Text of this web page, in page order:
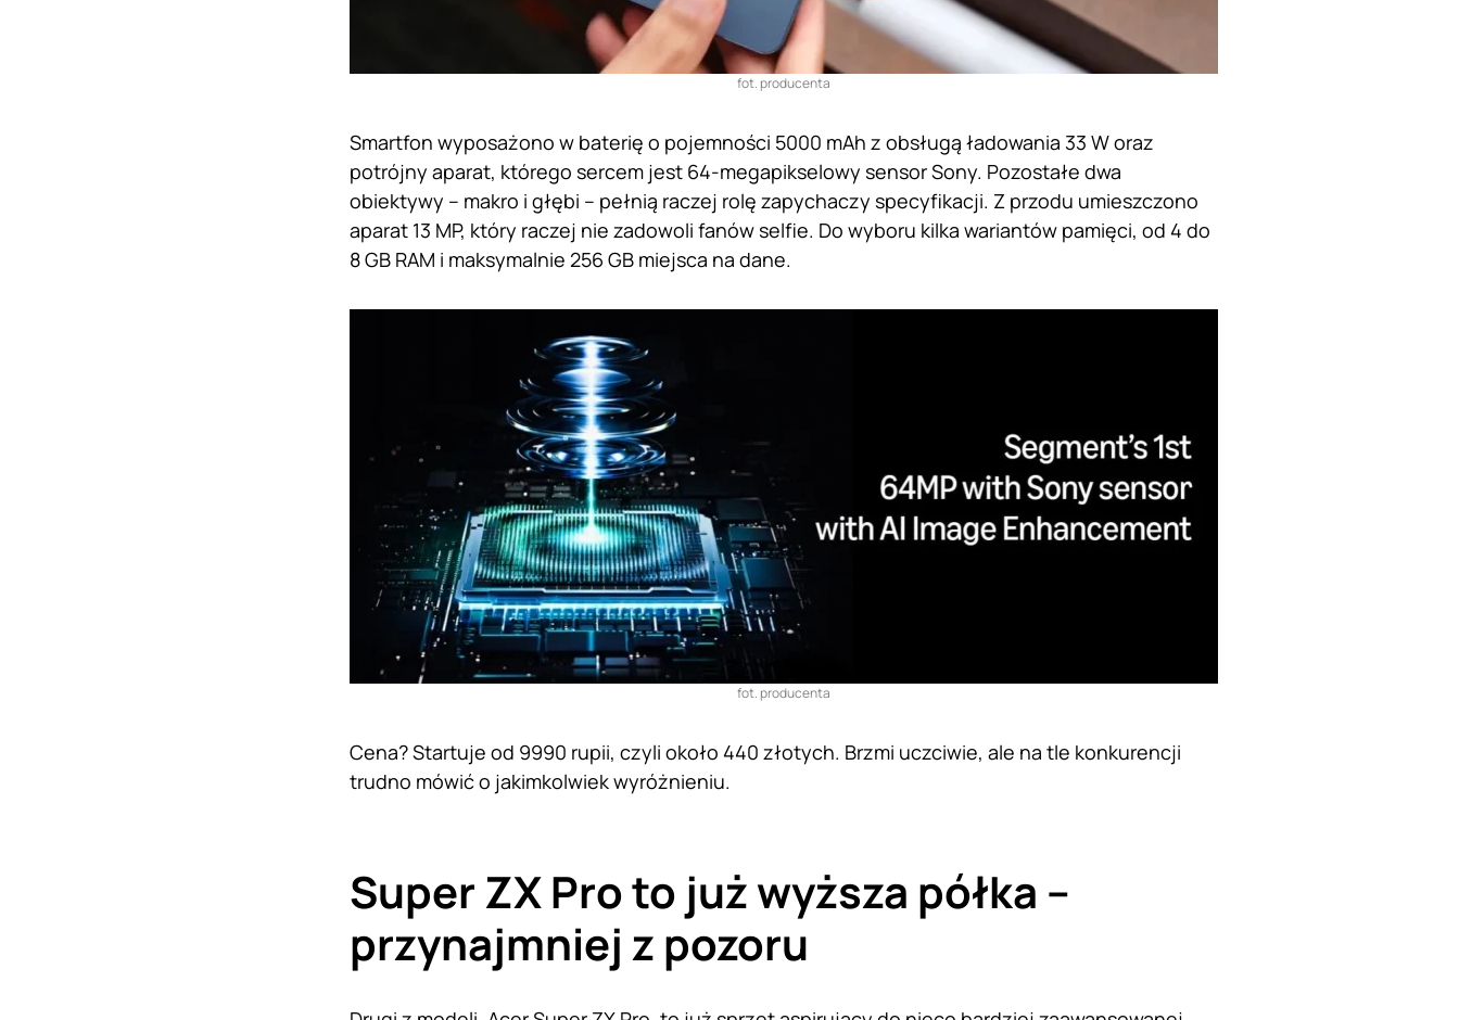
fot. producenta
Smartfon wyposażono w baterię o pojemności 5000 mAh z obsługą ładowania 33 W oraz
potrójny aparat, którego sercem jest 64-megapikselowy sensor Sony. Pozostałe dwa
obiektywy – makro i głębi – pełnią raczej rolę zapychaczy specyfikacji. Z przodu umieszczono
aparat 13 MP, który raczej nie zadowoli fanów selfie. Do wyboru kilka wariantów pamięci, od 4 do
8 GB RAM i maksymalnie 256 GB miejsca na dane.
fot. producenta
Cena? Startuje od 9990 rupii, czyli około 440 złotych. Brzmi uczciwie, ale na tle konkurencji
trudno mówić o jakimkolwiek wyróżnieniu.
Super ZX Pro to już wyższa półka –
przynajmniej z pozoru